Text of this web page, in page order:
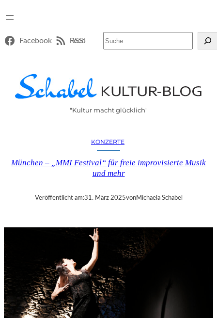
Facebook RSS-Feed
"Kultur macht glücklich"
KONZERTE
München – „MMI Festival“ für freie improvisierte Musik
und mehr
Veröffentlicht am:31. März 2025vonMichaela Schabel